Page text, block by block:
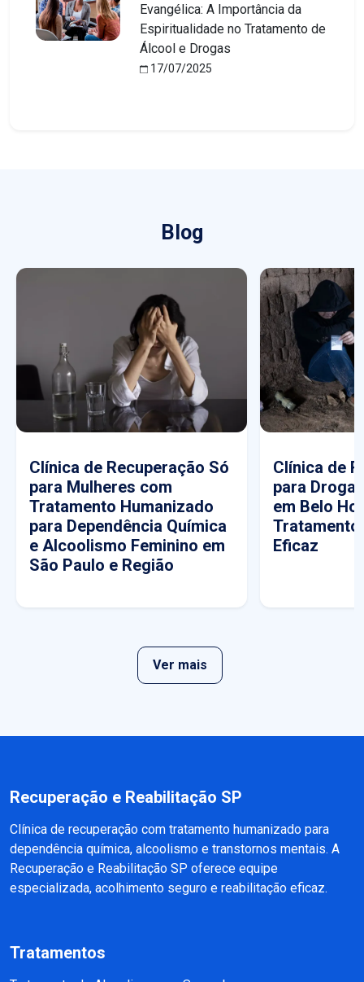
Evangélica: A Importância da
Espiritualidade no Tratamento de
Álcool e Drogas
17/07/2025
Blog
Clínica de Recuperação Só
para Mulheres com
Tratamento Humanizado
para Dependência Química
e Alcoolismo Feminino em
São Paulo e Região
Clínica de
para
em Belo
Tratamento
Eficaz
Ver mais
Recuperação e Reabilitação SP
Clínica de recuperação com tratamento humanizado para
dependência química, alcoolismo e transtornos mentais. A
Recuperação e Reabilitação SP oferece equipe
especializada, acolhimento seguro e reabilitação eficaz.
Tratamentos